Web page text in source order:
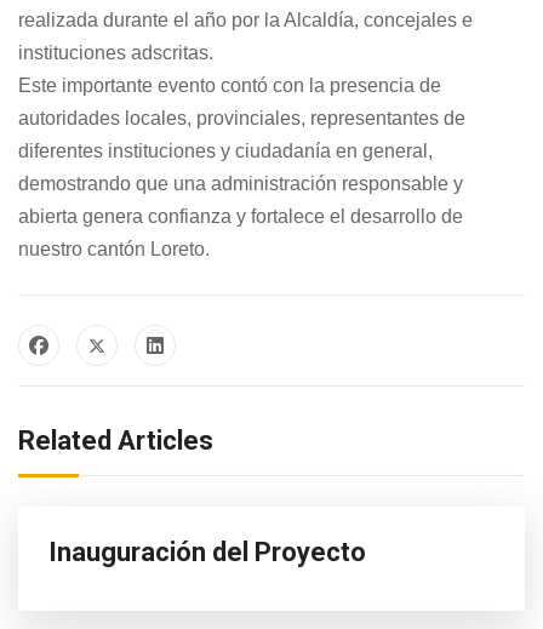
realizada durante el año por la Alcaldía, concejales e
instituciones adscritas.
Este importante evento contó con la presencia de
autoridades locales, provinciales, representantes de
diferentes instituciones y ciudadanía en general,
demostrando que una administración responsable y
abierta genera confianza y fortalece el desarrollo de
nuestro cantón Loreto.
Related Articles
Inauguración del Proyecto